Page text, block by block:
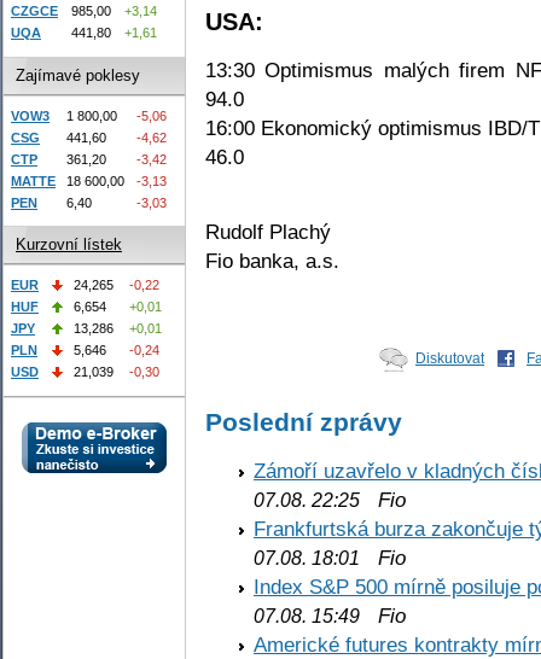
USA:
13:30 Optimismus malých firem
94.0
16:00 Ekonomický optimismus
46.0
Rudolf Plachý
Fio banka, a.s.
Diskutovat
Poslední zprávy
Zámoří uzavřelo v kladných
07.08. 22:25 Fio
Frankfurtská burza zakončuje
07.08. 18:01
Fio
Index S&P 500 mírně posiluje
07.08. 15:49 Fio
Americké futures kontrakty
CZGCE
985,00
+3,14
UQA
441,80 +1,61
Zajímavé poklesy
VOW3 1 800,00
-5,06
CSG
441,60
-4,62
CTP
361,20
-3,42
MATTE
18 600,00
-3,13
PEN
6,40 -3,03
Kurzovní lístek
EUR 24,265
-0,22
HUF
6,654
+0,01
JPY
13,286
+0,01
PLN
5,646
-0,24
USD
21,039 -0,30